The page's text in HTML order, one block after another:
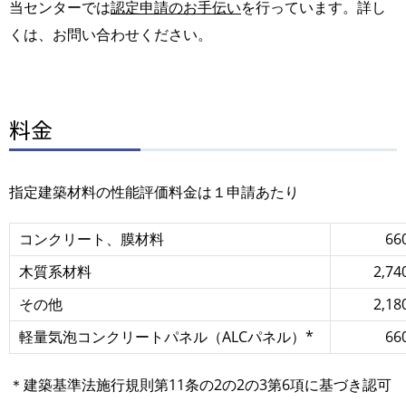
当センターでは認定申請のお手伝いを行っています。詳し
くは、お問い合わせください。
料金
指定建築材料の性能評価料金は１申請あたり
コンクリート、膜材料
木質系材料
その他
軽量気泡コンクリートパネル（ALCパネル）*
＊建築基準法施行規則第11条の2の2の3第6項に基づき認可